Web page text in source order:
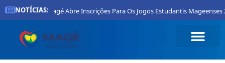
NOTÍCIAS:
De Magé Abre Inscrições Para Os Jogos Estudantis Mageenses 2026